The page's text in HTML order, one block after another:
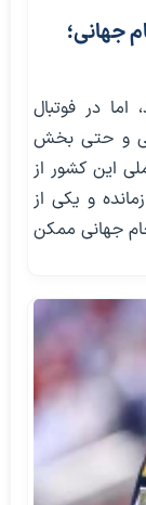
جهانی؛
اما در فوتبال
و حتی بخش
این کشور از
و یکی از
جهانی ممکن